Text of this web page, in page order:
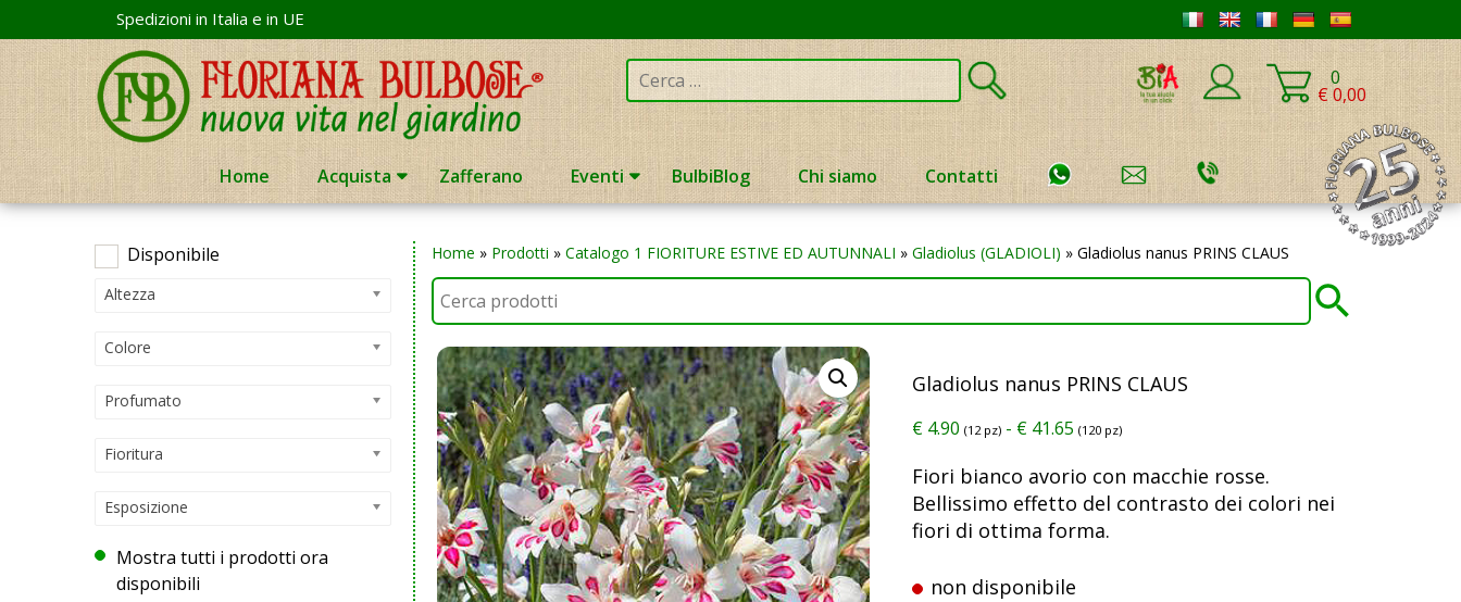
to
content
Spedizioni in Italia e in UE
Cerca: 0
€ 0,00
Home Acquista Zafferano Eventi BulbiBlog Chi siamo Contatti
Home » Prodotti » Catalogo 1 FIORITURE ESTIVE ED AUTUNNALI » Gladiolus (GLADIOLI) » Gladiolus nanus PRINS CLAUS
Gladiolus nanus PRINS CLAUS
€4.90 (12 pz)- €41.65 (120 pz)
Fiori bianco avorio con macchie rosse.
Bellissimo effetto del contrasto dei colori nei
fiori di ottima forma.
non disponibile
Disponibile
Altezza
Colore
Profumato
Fioritura
Esposizione
Mostra tutti i prodotti ora
disponibili